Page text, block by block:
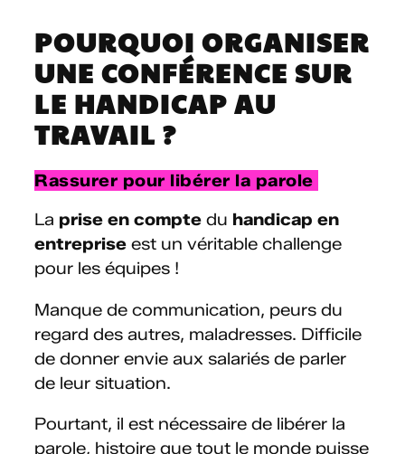
POURQUOI ORGANISER
UNE CONFÉRENCE SUR
LE HANDICAP AU
TRAVAIL ?
Rassurer pour libérer la parole
La prise en compte du handicap en
entreprise est un véritable challenge
pour les équipes !
Manque de communication, peurs du
regard des autres, maladresses. Difficile
de donner envie aux salariés de parler
de leur situation.
Pourtant, il est nécessaire de libérer la
parole, histoire que tout le monde puisse